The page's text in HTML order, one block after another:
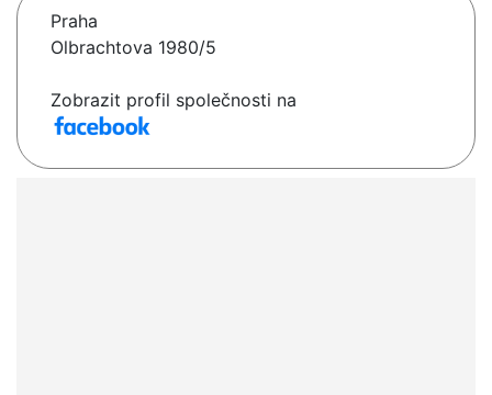
Praha
Olbrachtova 1980/5
Zobrazit profil společnosti na